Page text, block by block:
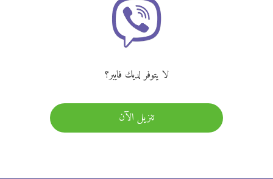
لا يتوفر لديك فايبر؟
تنزيل الآن